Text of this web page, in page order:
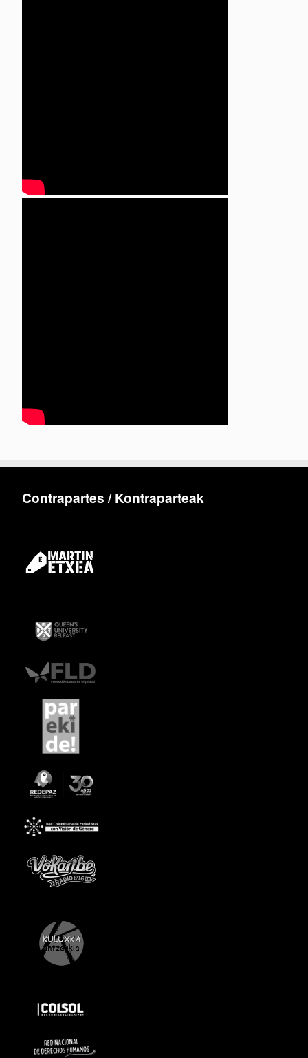
Contrapartes / Kontraparteak